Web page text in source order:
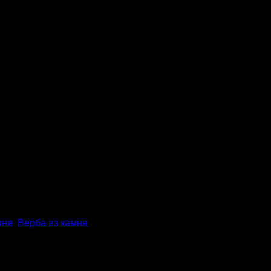
нейзильбер, латунь, серебрение, золочение,
Верба из камня